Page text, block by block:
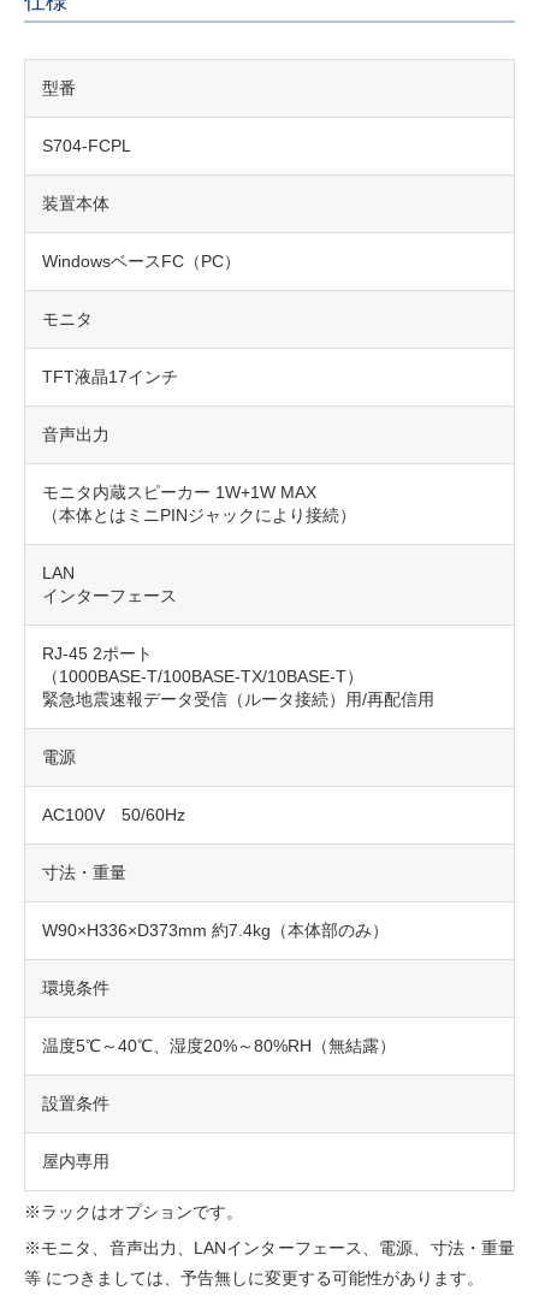
型番
S704-FCPL
装置本体
WindowsベースFC（PC）
モニタ
TFT液晶17インチ
音声出力
モニタ内蔵スピーカー 1W+1W MAX
（本体とはミニPINジャックにより接続）
LAN
インターフェース
RJ-45 2ポート
（1000BASE-T/100BASE-TX/10BASE-T）
緊急地震速報データ受信（ルータ接続）用/再配信用
電源
AC100V 50/60Hz
寸法・重量
W90×H336×D373mm 約7.4kg（本体部のみ）
環境条件
温度5℃～40℃、湿度20%～80%RH（無結露）
設置条件
屋内専用
※ラックはオプションです。
※モニタ、音声出力、LANインターフェース、電源、寸法・重量
等 につきましては、予告無しに変更する可能性があります。